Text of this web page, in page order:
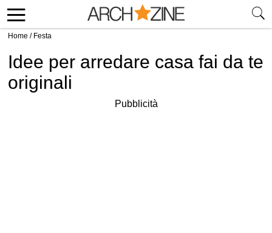
Home / Festa
Idee per arredare casa fai da te
originali
Pubblicità